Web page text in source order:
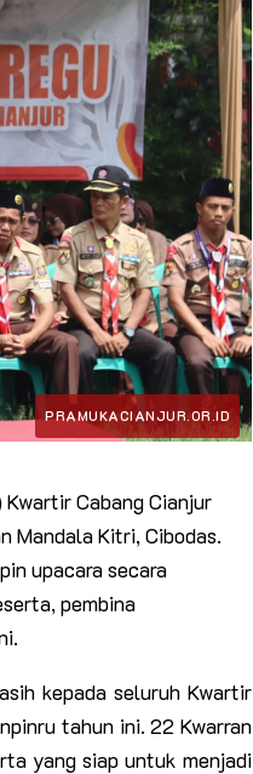
Kwartir Cabang Cianjur
Mandala Kitri, Cibodas.
upacara secara
pembina
kepada seluruh Kwartir
tahun ini. 22 Kwarran
yang siap untuk menjadi